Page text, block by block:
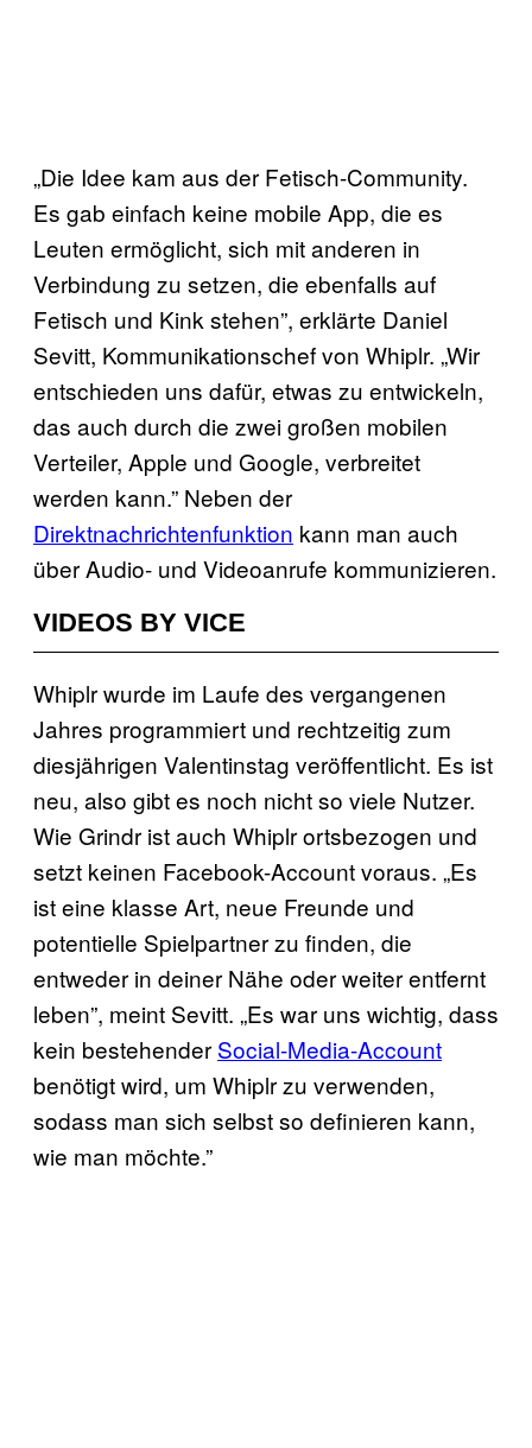
„Die Idee kam aus der Fetisch-Community.
Es gab einfach keine mobile App, die es
Leuten ermöglicht, sich mit anderen in
Verbindung zu setzen, die ebenfalls auf
Fetisch und Kink stehen”, erklärte Daniel
Sevitt, Kommunikationschef von Whiplr. „Wir
entschieden uns dafür, etwas zu entwickeln,
das auch durch die zwei großen mobilen
Verteiler, Apple und Google, verbreitet
werden kann.” Neben der
Direktnachrichtenfunktion kann man auch
über Audio- und Videoanrufe kommunizieren.
VIDEOS BY VICE
Whiplr wurde im Laufe des vergangenen
Jahres programmiert und rechtzeitig zum
diesjährigen Valentinstag veröffentlicht. Es ist
neu, also gibt es noch nicht so viele Nutzer.
Wie Grindr ist auch Whiplr ortsbezogen und
setzt keinen Facebook-Account voraus. „Es
ist eine klasse Art, neue Freunde und
potentielle Spielpartner zu finden, die
entweder in deiner Nähe oder weiter entfernt
leben”, meint Sevitt. „Es war uns wichtig, dass
kein bestehender Social-Media-Account
benötigt wird, um Whiplr zu verwenden,
sodass man sich selbst so definieren kann,
wie man möchte.”